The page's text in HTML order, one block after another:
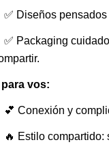
✅ Diseños
✅ Packaging
vos:
💕 Conexión y
🔥 Estilo